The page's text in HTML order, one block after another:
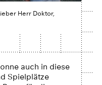
Herr Doktor,
auch in diese
Spielplätze